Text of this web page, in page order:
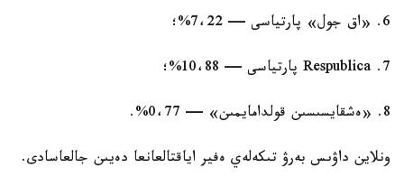
6. «اق جول» پارتياسى — 7،22%؛
7. Respublica پارتياسى — 10،88%؛
8. «ەشقايسىسىن قولدامايمىن» — 0،77%.
ونلاين داۋىس بەرۋ تىكەلەي ەفير اياقتالعانعا دەيىن جالعاسادى.